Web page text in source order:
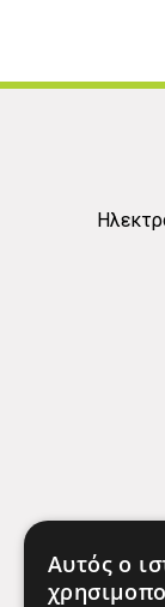
Αυτός ο